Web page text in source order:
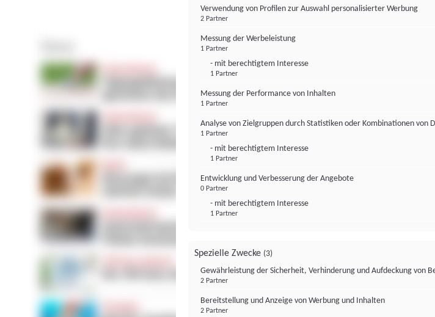
Verwendung von Profilen zur Auswahl personalisierter Werbung
2 Partner
Messung der Werbeleistung
1 Partner
- mit berechtigtem Interesse
1 Partner
Messung der Performance von Inhalten
1 Partner
Analyse von Zielgruppen durch Statistiken oder Kombinationen von
1 Partner
- mit berechtigtem Interesse
1 Partner
Entwicklung und Verbesserung der Angebote
0 Partner
- mit berechtigtem Interesse
1 Partner
Spezielle Zwecke (3)
Gewährleistung der Sicherheit, Verhinderung und Aufdeckung von
2 Partner
Bereitstellung und Anzeige von Werbung und Inhalten
2 Partner